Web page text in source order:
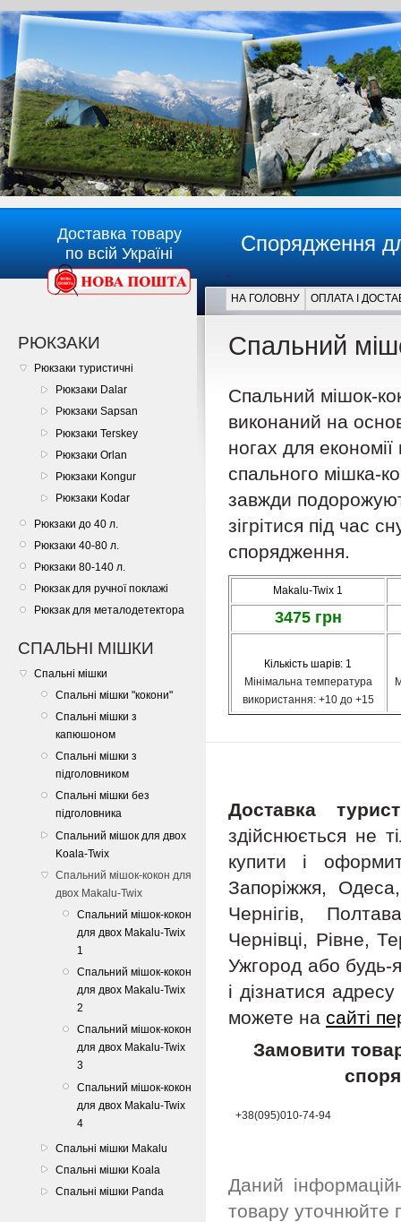
Доставка товару
по всій Україні
Спорядження
.
НА ГОЛОВНУ ОПЛАТА І
РЮКЗАКИ
Рюкзаки туристичні
Рюкзаки Dalar
Рюкзаки Sapsan
Рюкзаки Terskey
Рюкзаки Orlan
Рюкзаки Kongur
Рюкзаки Kodar
Рюкзаки до 40 л.
Рюкзаки 40-80 л.
Рюкзаки 80-140 л.
Рюкзак для ручної поклажі
Рюкзак для металодетектора
СПАЛЬНІ МІШКИ
Спальні мішки
Спальні мішки "кокони"
Спальні мішки з
капюшоном
Спальні мішки з
підголовником
Спальні мішки без
підголовника
Спальний мішок для двох
Koala-Twix
Спальний мішок-кокон для
двох Makalu-Twix
Спальний мішок-кокон
для двох Makalu-Twix
1
Спальний мішок-кокон
для двох Makalu-Twix
2
Спальний мішок-кокон
для двох Makalu-Twix
3
Спальний мішок-кокон
для двох Makalu-Twix
4
Спальні мішки Makalu
Спальні мішки Koala
Спальні мішки Panda
Главная
Спальний
Спальний мішок-
виконаний на
ногах для
спального мішка-
завжди
зігрітися під час
спорядження.
Makalu-Twix 1
3475 грн
Кількість шарів: 1
Мінімальна температура
використання: +10 до +15
Доставка
здійснюється не
купити і
Запоріжжя,
Чернігів,
Чернівці, Рівне,
Ужгород або будь-
і дізнатися
можете на сайті
Замовити
+38(095)010-74-94
Даний
товару уточнюйте